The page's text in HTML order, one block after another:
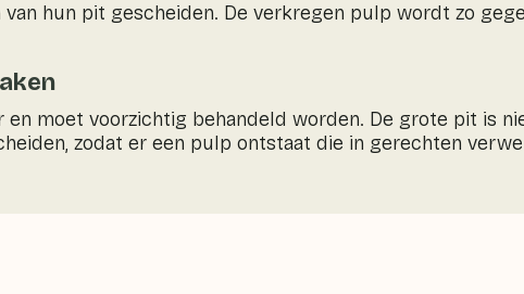
van hun pit gescheiden. De verkregen pulp wordt zo
en moet voorzichtig behandeld worden. De grote pit is
zodat er een pulp ontstaat die in gerechten